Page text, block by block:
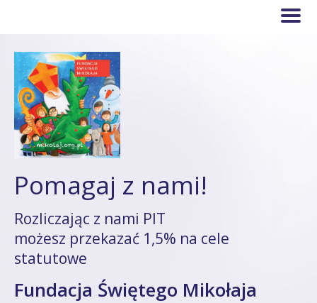
Pomagaj z nami!
Rozliczając z nami PIT
możesz przekazać 1,5% na cele
statutowe
Fundacja Świętego Mikołaja